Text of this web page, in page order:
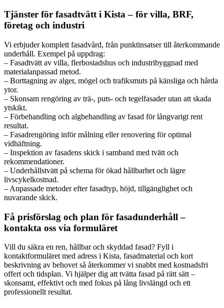
Tjänster för fasadtvätt i Kista – för villa, BRF,
företag och industri
Vi erbjuder komplett fasadvård, från punktinsatser till återkommande
underhåll. Exempel på uppdrag:
– Fasadtvätt av villa, flerbostadshus och industribyggnad med
materialanpassad metod.
– Borttagning av alger, mögel och trafiksmuts på känsliga och hårda
ytor.
– Skonsam rengöring av trä-, puts- och tegelfasader utan att skada
ytskikt.
– Förbehandling och algbehandling av fasad för långvarigt rent
resultat.
– Fasadrengöring inför målning eller renovering för optimal
vidhäftning.
– Inspektion av fasadens skick i samband med tvätt och
rekommendationer.
– Underhållstvätt på schema för ökad hållbarhet och lägre
livscykelkostnad.
– Anpassade metoder efter fasadtyp, höjd, tillgänglighet och
nuvarande skick.
Få prisförslag och plan för fasadunderhåll –
kontakta oss via formuläret
Vill du säkra en ren, hållbar och skyddad fasad? Fyll i
kontaktformuläret med adress i Kista, fasadmaterial och kort
beskrivning av behovet så återkommer vi snabbt med kostnadsfri
offert och tidsplan. Vi hjälper dig att tvätta fasad på rätt sätt –
skonsamt, effektivt och med fokus på lång livslängd och ett
professionellt resultat.